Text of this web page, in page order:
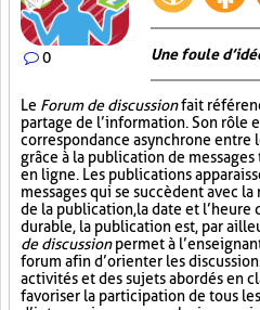
0 Une foule
Le Forum de discussionfait
partage de l’information. Son rôle
correspondance asynchrone entre
grâce à la publication de
en ligne. Les publications
messages qui se succèdent avec
de la publication, la date et
durable, la publication est, par
de discussionpermet à
forum afin d’orienter les
activités et des sujets abordés en
favoriser la participation de tous